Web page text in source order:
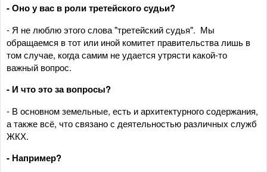
- Оно у вас в роли третейского судьи?
- Я не люблю этого слова "третейский судья". Мы
обращаемся в тот или иной комитет правительства лишь в
том случае, когда самим не удается утрясти какой-то
важный вопрос.
- И что это за вопросы?
- В основном земельные, есть и архитектурного содержания,
а также всё, что связано с деятельностью различных служб
ЖКХ.
- Например?